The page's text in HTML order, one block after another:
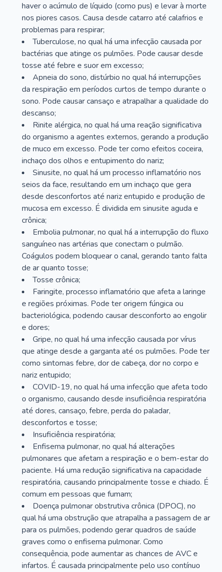
haver o acúmulo de líquido (como pus) e levar à morte
nos piores casos. Causa desde catarro até calafrios e
problemas para respirar;
Tuberculose, no qual há uma infecção causada por
bactérias que atinge os pulmões. Pode causar desde
tosse até febre e suor em excesso;
Apneia do sono, distúrbio no qual há interrupções
da respiração em períodos curtos de tempo durante o
sono. Pode causar cansaço e atrapalhar a qualidade do
descanso;
Rinite alérgica, no qual há uma reação significativa
do organismo a agentes externos, gerando a produção
de muco em excesso. Pode ter como efeitos coceira,
inchaço dos olhos e entupimento do nariz;
Sinusite, no qual há um processo inflamatório nos
seios da face, resultando em um inchaço que gera
desde desconfortos até nariz entupido e produção de
mucosa em excesso. É dividida em sinusite aguda e
crônica;
Embolia pulmonar, no qual há a interrupção do fluxo
sanguíneo nas artérias que conectam o pulmão.
Coágulos podem bloquear o canal, gerando tanto falta
de ar quanto tosse;
Tosse crônica;
Faringite, processo inflamatório que afeta a laringe
e regiões próximas. Pode ter origem fúngica ou
bacteriológica, podendo causar desconforto ao engolir
e dores;
Gripe, no qual há uma infecção causada por vírus
que atinge desde a garganta até os pulmões. Pode ter
como sintomas febre, dor de cabeça, dor no corpo e
nariz entupido;
COVID-19, no qual há uma infecção que afeta todo
o organismo, causando desde insuficiência respiratória
até dores, cansaço, febre, perda do paladar,
desconfortos e tosse;
Insuficiência respiratória;
Enfisema pulmonar, no qual há alterações
pulmonares que afetam a respiração e o bem-estar do
paciente. Há uma redução significativa na capacidade
respiratória, causando principalmente tosse e chiado. É
comum em pessoas que fumam;
Doença pulmonar obstrutiva crônica (DPOC), no
qual há uma obstrução que atrapalha a passagem de ar
para os pulmões, podendo gerar quadros de saúde
graves como o enfisema pulmonar. Como
consequência, pode aumentar as chances de AVC e
infartos. É causada principalmente pelo uso contínuo